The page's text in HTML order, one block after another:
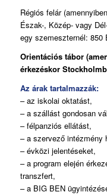
Régiós felár
Észak-, Közép- vagy
egy szemeszternél: 850
Orientációs tábor
érkezéskor
Az árak tartalmazzák:
– az iskolai oktatást,
– a szállást gondosan
– félpanziós ellátást,
– a szervező intézmény
– évközi jelentéseket,
– a program elején
transzfert,
– a BIG BEN